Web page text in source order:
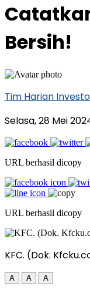
Bersih!
Tim Harian
Selasa, 28 Mei
URL berhasil dicopy
URL berhasil dicopy
KFC. (Dok.
A A A